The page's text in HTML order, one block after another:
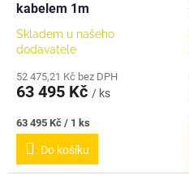
kabelem 1m
Skladem u našeho
dodavatele
52 475,21 Kč bez DPH
63 495 Kč / ks
Měrná
cena:
63 495 Kč / 1 ks
Do košíku